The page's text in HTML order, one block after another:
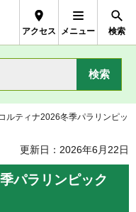
アクセス メニュー 検索
ルティナ2026冬季パラリンピッ
更新日：2026年6月22日
パラリンピック